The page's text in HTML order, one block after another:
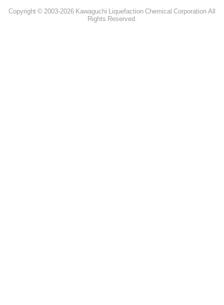
Copyright © 2003-2026 Kawaguchi Liquefaction Chemical Corporation All
Rights Reserved.